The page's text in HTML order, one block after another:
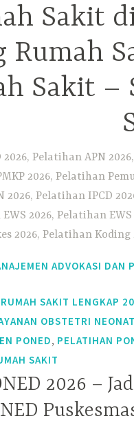
Sakit
Sakit –
Pelatihan APN
2026, Pelatihan
Pelatihan IPCD
2026, Pelatihan
2026, Pelatihan
CTU 2026, Pelatihan
GALERI KEGIATAN
DARI
ADVOKASI DAN
SAKIT LENGKAP
OBSTETRI
PONED, PELATIHAN
SAKIT
2026 –